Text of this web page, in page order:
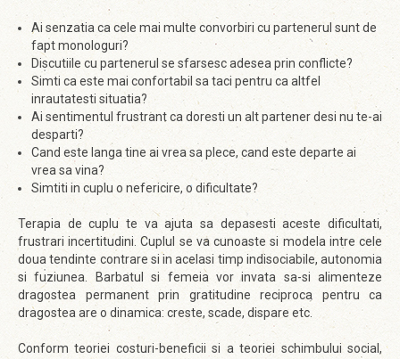
Ai senzatia ca cele mai multe convorbiri cu partenerul sunt de
fapt monologuri?
Discutiile cu partenerul se sfarsesc adesea prin conflicte?
Simti ca este mai confortabil sa taci pentru ca altfel
inrautatesti situatia?
Ai sentimentul frustrant ca doresti un alt partener desi nu te-ai
desparti?
Cand este langa tine ai vrea sa plece, cand este departe ai
vrea sa vina?
Simtiti in cuplu o nefericire, o dificultate?
Terapia de cuplu te va ajuta sa depasesti aceste dificultati,
frustrari incertitudini. Cuplul se va cunoaste si modela intre cele
doua tendinte contrare si in acelasi timp indisociabile, autonomia
si fuziunea. Barbatul si femeia vor invata sa-si alimenteze
dragostea permanent prin gratitudine reciproca pentru ca
dragostea are o dinamica: creste, scade, dispare etc.
Conform teoriei costuri-beneficii si a teoriei schimbului social,